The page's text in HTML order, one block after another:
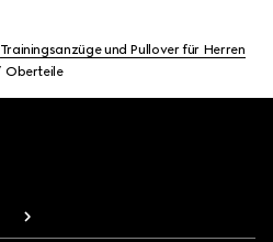
Trainingsanzüge und Pullover für Herren
Oberteile